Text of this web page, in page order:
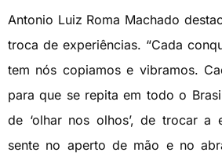
Antonio Luiz Roma Machado
troca de experiências. “Cada
tem nós copiamos e vibramos.
para que se repita em todo o
de ‘olhar nos olhos’, de trocar a
sente no aperto de mão e no